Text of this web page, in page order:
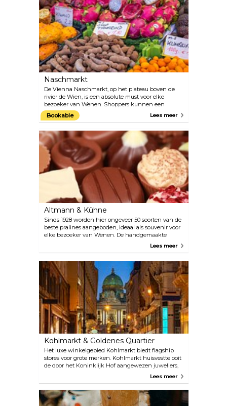
boetiekjes in de zijstraten die geweldige, meer
traditionele producten aanbieden.
Naschmarkt
De Vienna Naschmarkt, op het plateau boven de
rivier de Wien, is een absolute must voor elke
bezoeker van Wenen. Shoppers kunnen een
enorme keuze aan verse groenten en fruit, vis, vlees,
specerijen en exotische specialiteiten vinden uit
de 123 vaste kraampjes langs een wandeling van 1,5
km. Kom langs voor enkele van de beste kebab- en
felafelwraps die je in de stad kunt vinden.
Bookable Lees meer
Altmann & Kühne
Sinds 1928 worden hier ongeveer 50 soorten van de
beste pralines aangeboden, ideaal als souvenir voor
elke bezoeker van Wenen. De handgemaakte
specialiteit van de Weense banketbakker staat
Lees meer
Kohlmarkt & Goldenes Quartier
Het luxe winkelgebied Kohlmarkt biedt flagship
stores voor grote merken. Kohlmarkt huisvestte ooit
de door het Koninklijk Hof aangewezen juweliers,
maar houdt nog steeds vast aan de erfenis met
traditionele Weense juweliers. Het aangrenzende
Goldenes Quartier is een modern winkelgebied in
het hart van de oude binnenstad van Wenen en zit
Lees meer